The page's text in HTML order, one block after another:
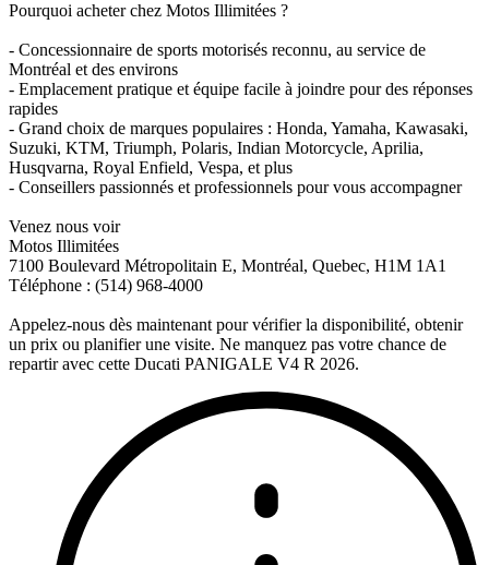
Pourquoi acheter chez Motos Illimitées ?
- Concessionnaire de sports motorisés reconnu, au service de
Montréal et des environs
- Emplacement pratique et équipe facile à joindre pour des réponses
rapides
- Grand choix de marques populaires : Honda, Yamaha, Kawasaki,
Suzuki, KTM, Triumph, Polaris, Indian Motorcycle, Aprilia,
Husqvarna, Royal Enfield, Vespa, et plus
- Conseillers passionnés et professionnels pour vous accompagner
Venez nous voir
Motos Illimitées
7100 Boulevard Métropolitain E, Montréal, Quebec, H1M 1A1
Téléphone : (514) 968-4000
Appelez-nous dès maintenant pour vérifier la disponibilité, obtenir
un prix ou planifier une visite. Ne manquez pas votre chance de
repartir avec cette Ducati PANIGALE V4 R 2026.